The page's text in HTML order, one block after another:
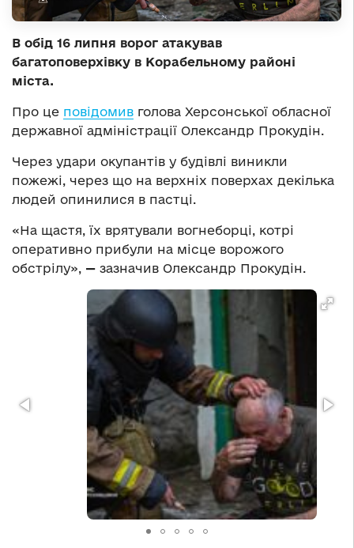
В обід 16 липня ворог атакував
багатоповерхівку в Корабельному районі
міста.
Про це повідомив голова Херсонської обласної
державної адміністрації Олександр Прокудін.
Через удари окупантів у будівлі виникли
пожежі, через що на верхніх поверхах декілька
людей опинилися в пастці.
«На щастя, їх врятували вогнеборці, котрі
оперативно прибули на місце ворожого
обстрілу», — зазначив Олександр Прокудін.